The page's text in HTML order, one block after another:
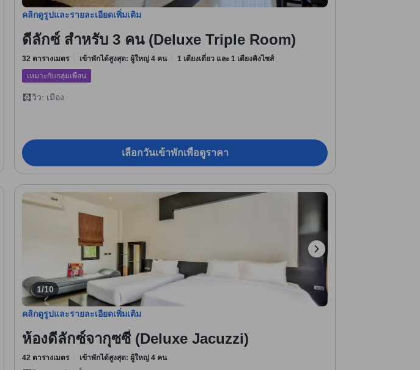
คลิกดูรูปและรายละเอียดเพิ่มเติม
ดีลักซ์ สำหรับ 3 คน (Deluxe Triple Room)
32 ตารางเมตร เข้าพักได้สูงสุด: ผู้ใหญ่ 4 คน 1 เตียงเดี่ยว และ 1 เตียงคิงไซส์
เหมาะกับกลุ่มเพื่อน
วิว: เมือง
เลือกวันเข้าพักเพื่อดูราคา
1/10
คลิกดูรูปและรายละเอียดเพิ่มเติม
ห้องดีลักซ์จากุซซี่ (Deluxe Jacuzzi)
42 ตารางเมตร เข้าพักได้สูงสุด: ผู้ใหญ่ 4 คน